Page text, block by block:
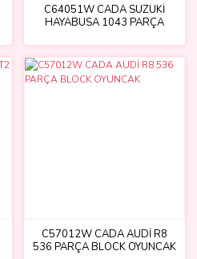
C64051W CADA SUZUKİ
HAYABUSA 1043 PARÇA
C57012W CADA AUDİ R8
536 PARÇA BLOCK OYUNCAK